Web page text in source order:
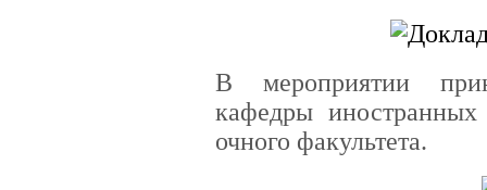
В мероприятии
кафедры
очного факультета.